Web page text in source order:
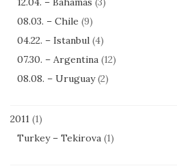
08.03. – Chile (9)
04.22. – Istanbul (4)
07.30. – Argentina (12)
08.08. – Uruguay(2)
2011 (1)
Turkey – Tekirova (1)